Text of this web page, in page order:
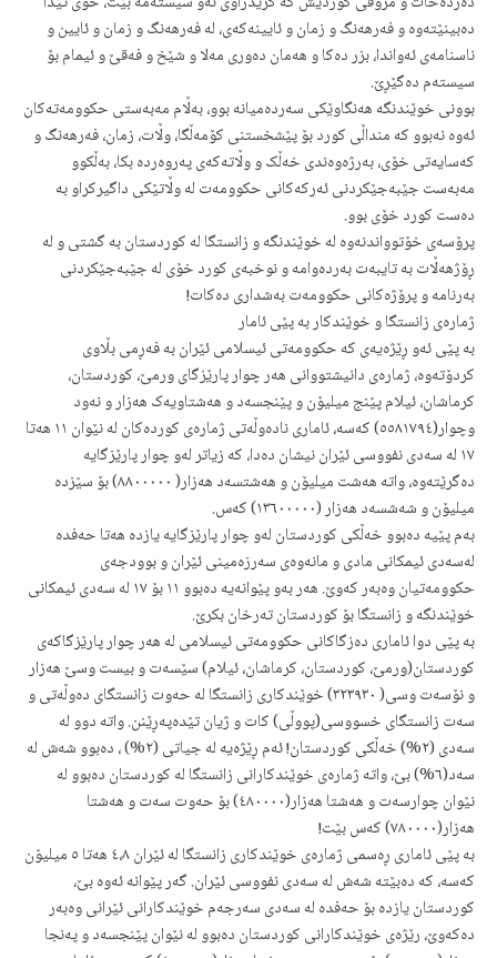
دەبینێتەوە و فەرهەنگ و زمان و ئایینەکەی، لە فەرهەنگ و زمان و ئایین و
ناسنامەی ئەواندا، بزر دەکا و هەمان دەوری مەلا و شێخ و فەقێ و ئیمام بۆ
سیستەم دەگێڕێ.
بوونی خوێندنگە هەنگاوێکی سەردەمیانە بوو، بەڵام مەبەستی حکوومەتەکان
ئەوە نەبوو کە منداڵی کورد بۆ پێشخستنی کۆمەڵگا، وڵات، زمان، فەرهەنگ و
کەسایەتی خۆی، بەرژەوەندی خەڵک و وڵاتەکەی پەروەردە بکا، بەڵکوو
مەبەست جێبەجێکردنی ئەرکەکانی حکوومەت لە وڵاتێکی داگیرکراو بە
دەست کورد خۆی بوو.
پرۆسەی خۆتوواندنەوە لە خوێندنگە و زانستگا لە کوردستان بە گشتی و لە
ڕۆژهەڵات بە تایبەت بەردەوامە و نوخبەی کورد خۆی لە جێبەجێکردنی
بەرنامە و پرۆژەکانی حکوومەت بەشداری دەکات!
ژمارەی زانستگا و خوێندکار بە پێی ئامار
بە پێی ئەو ڕێژەیەی کە حکوومەتی ئیسلامی ئێران بە فەڕمی بڵاوی
کردۆتەوە، ژمارەی دانیشتووانی هەر چوار پارێزگای ورمێ، کوردستان،
کرماشان، ئیلام پێنج میلیۆن و پێنجسەد و هەشتاویەک هەزار و نەود
وچوار(٥٥٨١٧٩٤) کەسە، ئاماری نادەوڵەتی ژمارەی کوردەکان لە نێوان ١١ هەتا
١٧ لە سەدی نفووسی ئێران نیشان دەدا، کە زیاتر لەو چوار پارێزگایە
دەگرێتەوە، واتە هەشت میلیۆن و هەشتسەد هەزار( ٨٨٠٠٠٠٠) بۆ سێزدە
میلیۆن و شەشسەد هەزار (١٣٦٠٠٠٠٠) کەس.
بەم پێیە دەبوو خەڵکی کوردستان لەو چوار پارێزگایە یازدە هەتا حەفدە
لەسەدی ئیمکانی مادی و مانەوەی سەرزەمینی ئێران و بوودجەی
حکوومەتیان وەبەر کەوێ. هەر بەو پێوانەیە دەبوو ١١ بۆ ١٧ لە سەدی ئیمکانی
خوێندنگە و زانستگا بۆ کوردستان تەرخان بکرێ.
بە پێی دوا ئاماری دەزگاکانی حکوومەتی ئیسلامی لە هەر چوار پارێزگاکەی
کوردستان(ورمێ، کوردستان، کرماشان، ئیلام) سێسەت و بیست وسێ هەزار
و نۆسەت وسی( ٣٢٣٩٣٠) خوێندکاری زانستگا لە حەوت زانستگای دەوڵەتی و
سەت زانستگای خسووسی(پووڵی) کات و ژیان تێدەپەڕێنن. واتە دوو لە
سەدی (٢%) خەڵکی کوردستان! ئەم ڕێژەیە لە جیاتی (٢%) ، دەبوو شەش لە
سەد(٦%) بێ، واتە ژمارەی خوێندکارانی زانستگا لە کوردستان دەبوو لە
نێوان چوارسەت و هەشتا هەزار(٤٨٠٠٠٠) بۆ حەوت سەت و هەشتا
هەزار(٧٨٠٠٠٠) کەس بێت!
بە پێی ئاماری ڕەسمی ژمارەی خوێندکاری زانستگا لە ئێران ٤،٨ هەتا ٥ میلیۆن
کەسە، کە دەبێتە شەش لە سەدی نفووسی ئێران. گەر پێوانە ئەوە بێ،
کوردستان یازدە بۆ حەفدە لە سەدی سەرجەم خوێندکارانی ئێرانی وەبەر
دەکەوێ، رێژەی خوێندکارانی کوردستان دەبوو لە نێوان پێنجسەد و پەنجا